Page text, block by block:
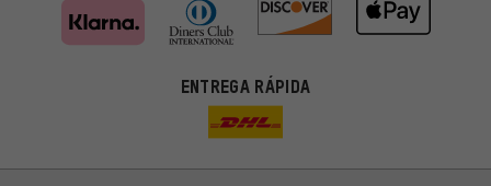
ENTREGA RÁPIDA